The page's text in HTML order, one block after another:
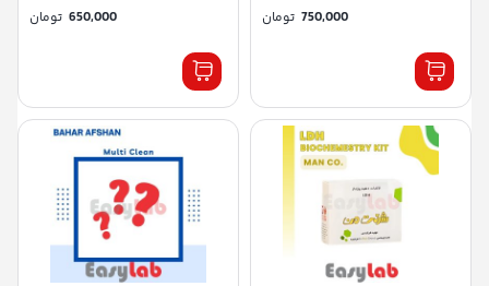
750,000 تومان 650,000 تومان